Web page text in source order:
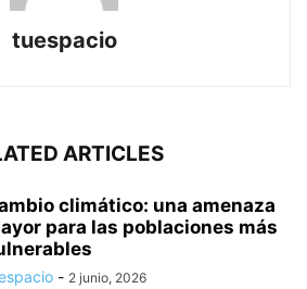
tuespacio
ARTICLES
climático: una amenaza
para las poblaciones más
- 2 junio, 2026